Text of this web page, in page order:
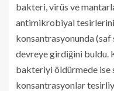
bakteri, virüs ve
antimikrobiyal
konsantrasyonunda
devreye girdiğini buldu.
bakteriyi öldürmede ise
konsantrasyonlar